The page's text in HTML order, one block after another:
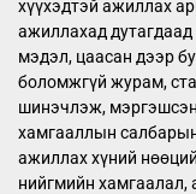
хүүхэдтэй ажиллах
ажиллахад дутагдаад
мэдэл, цаасан дээр
боломжгүй журам,
шинэчлэж,
хамгааллын
ажиллах хүний
нийгмийн хамгаалал,